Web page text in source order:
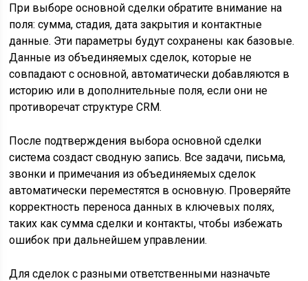
При выборе основной сделки обратите внимание на
поля: сумма, стадия, дата закрытия и контактные
данные. Эти параметры будут сохранены как базовые.
Данные из объединяемых сделок, которые не
совпадают с основной, автоматически добавляются в
историю или в дополнительные поля, если они не
противоречат структуре CRM.
После подтверждения выбора основной сделки
система создаст сводную запись. Все задачи, письма,
звонки и примечания из объединяемых сделок
автоматически переместятся в основную. Проверяйте
корректность переноса данных в ключевых полях,
таких как сумма сделки и контакты, чтобы избежать
ошибок при дальнейшем управлении.
Для сделок с разными ответственными назначьте